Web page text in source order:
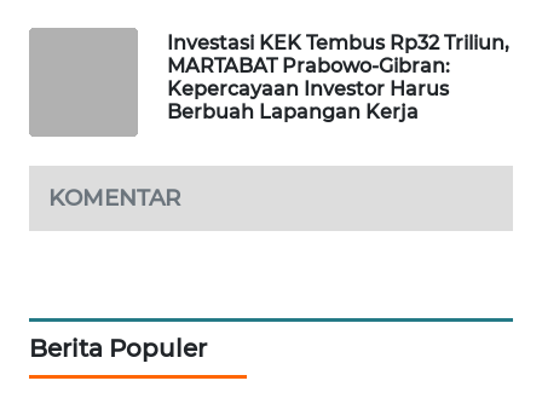
Investasi KEK Tembus Rp32 Triliun,
MARTABAT Prabowo-Gibran:
Kepercayaan Investor Harus
Berbuah Lapangan Kerja
KOMENTAR
Berita Populer
ID
NET
WAHANA
UMKM